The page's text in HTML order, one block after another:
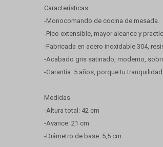
Características
-Monocomando de cocina de mesada.
-Pico extensible, mayor alcance y
-Fabricada en acero inoxidable 304,
-Acabado gris satinado, moderno,
-Garantía: 5 años, porque tu
Medidas
-Altura total: 42 cm
-Avance: 21 cm
-Diámetro de base: 5,5 cm